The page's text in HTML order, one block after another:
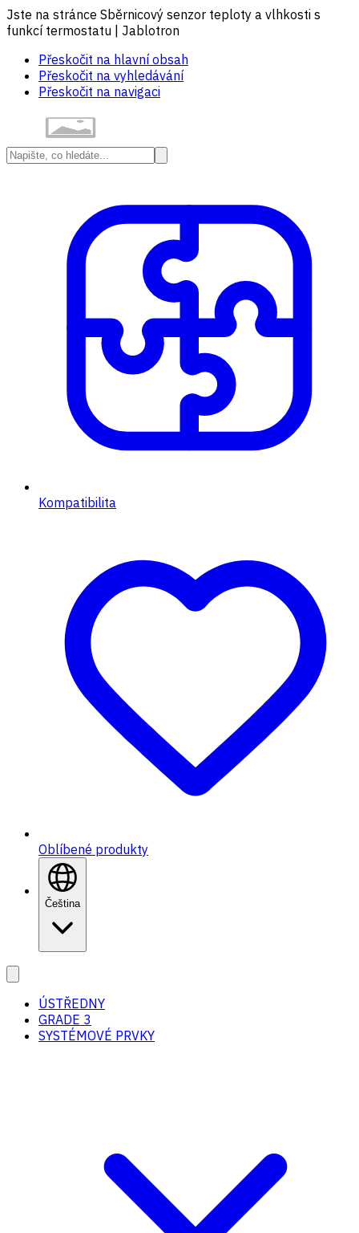
Jste na stránce Sběrnicový senzor teploty a vlhkosti s
funkcí termostatu | Jablotron
Přeskočit na hlavní obsah
Přeskočit na vyhledávání
Přeskočit na navigaci
Kompatibilita
Oblíbené produkty
Čeština
ÚSTŘEDNY
GRADE 3
SYSTÉMOVÉ PRVKY